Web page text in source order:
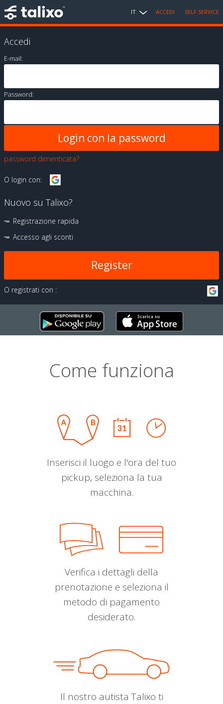
IT ACCEDI SELF SERVICE
Accedi
E-mail:
Password:
password dimenticata?
O login con:
Nuovo su Talixo?
Registrazione rapida
Accesso agli sconti
Register
O registrati con :
Come funziona
Inserisci il luogo e l'ora del tuo
pickup, seleziona la tua
macchina.
Verifica i dettagli della
prenotazione e seleziona il
metodo di pagamento
desiderato.
Il nostro autista Talixo ti